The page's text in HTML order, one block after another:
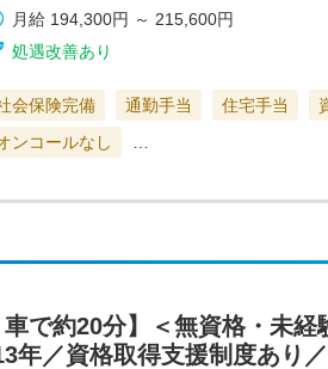
月給 194,300円 ～ 215,600円
処遇改善あり
会保険完備 通勤手当 住宅手当
ンコールなし
車で約20分】＜無資格・未
年／資格取得支援制度あり